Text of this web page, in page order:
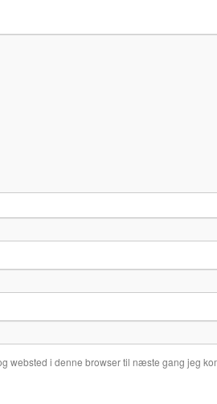
websted i denne browser til næste gang jeg